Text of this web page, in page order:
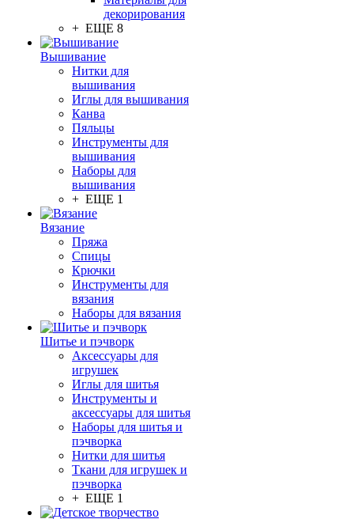
декорирования
+ ЕЩЕ 8
Вышивание
Нитки для
вышивания
Иглы для вышивания
Канва
Пяльцы
Инструменты для
вышивания
Наборы для
вышивания
+ ЕЩЕ 1
Вязание
Пряжа
Спицы
Крючки
Инструменты для
вязания
Наборы для вязания
Шитье и пэчворк
Аксессуары для
игрушек
Иглы для шитья
Инструменты и
аксессуары для шитья
Наборы для шитья и
пэчворка
Нитки для шитья
Ткани для игрушек и
пэчворка
+ ЕЩЕ 1